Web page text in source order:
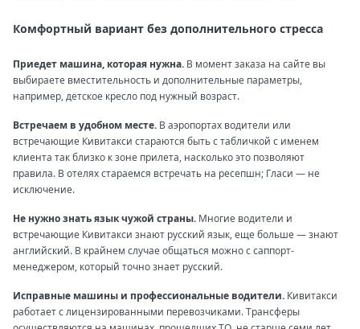
Комфортный вариант без дополнительного стресса
Приедет машина, которая нужна. В момент заказа на сайте вы
выбираете вместительность и дополнительные параметры,
например, детское кресло под нужный возраст.
Встречаем в удобном месте. В аэропортах водители или
встречающие Кивитакси стараются быть с табличкой с именем
клиента так близко к зоне прилета, насколько это позволяют
правила. В отелях стараемся встречать на ресепшн; Гласи — не
исключение.
Не нужно знать язык чужой страны. Многие водители и
встречающие Кивитакси знают русский язык, еще больше — знают
английский. В крайнем случае общаться можно с саппорт-
менеджером, который точно знает русский.
Исправные машины и профессиональные водители. Кивитакси
работает с лицензированными перевозчиками. Трансферы